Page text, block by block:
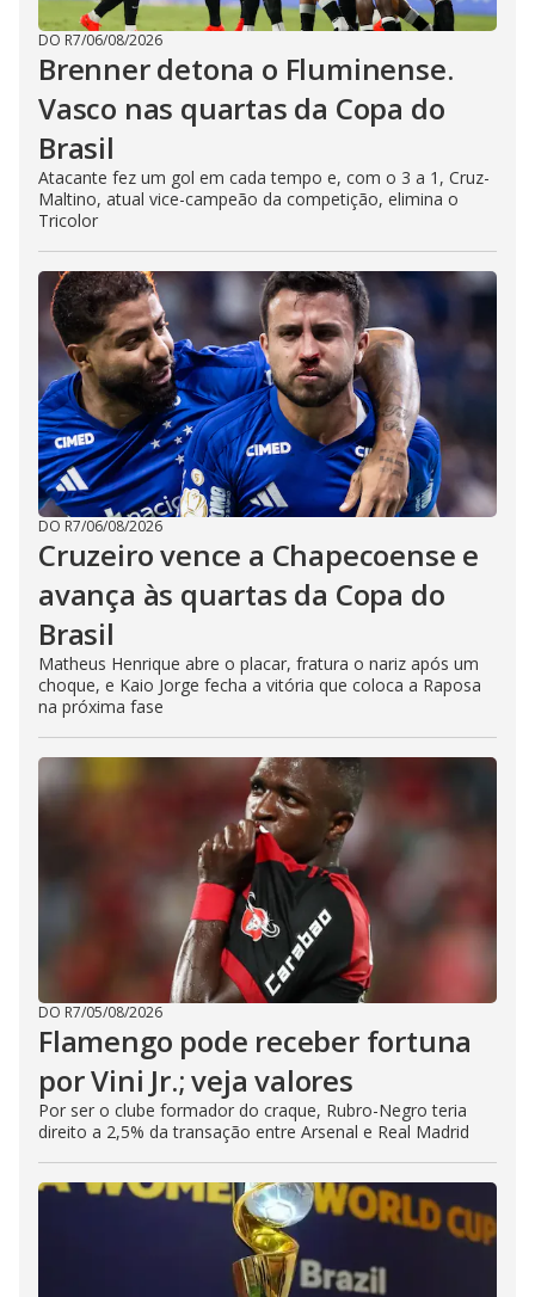
DO R7/06/08/2026
Brenner detona o Fluminense.
Vasco nas quartas da Copa do
Brasil
Atacante fez um gol em cada tempo e, com o 3 a 1, Cruz-
Maltino, atual vice-campeão da competição, elimina o
Tricolor
DO R7/06/08/2026
Cruzeiro vence a Chapecoense e
avança às quartas da Copa do
Brasil
Matheus Henrique abre o placar, fratura o nariz após um
choque, e Kaio Jorge fecha a vitória que coloca a Raposa
na próxima fase
DO R7/05/08/2026
Flamengo pode receber fortuna
por Vini Jr.; veja valores
Por ser o clube formador do craque, Rubro-Negro teria
direito a 2,5% da transação entre Arsenal e Real Madrid